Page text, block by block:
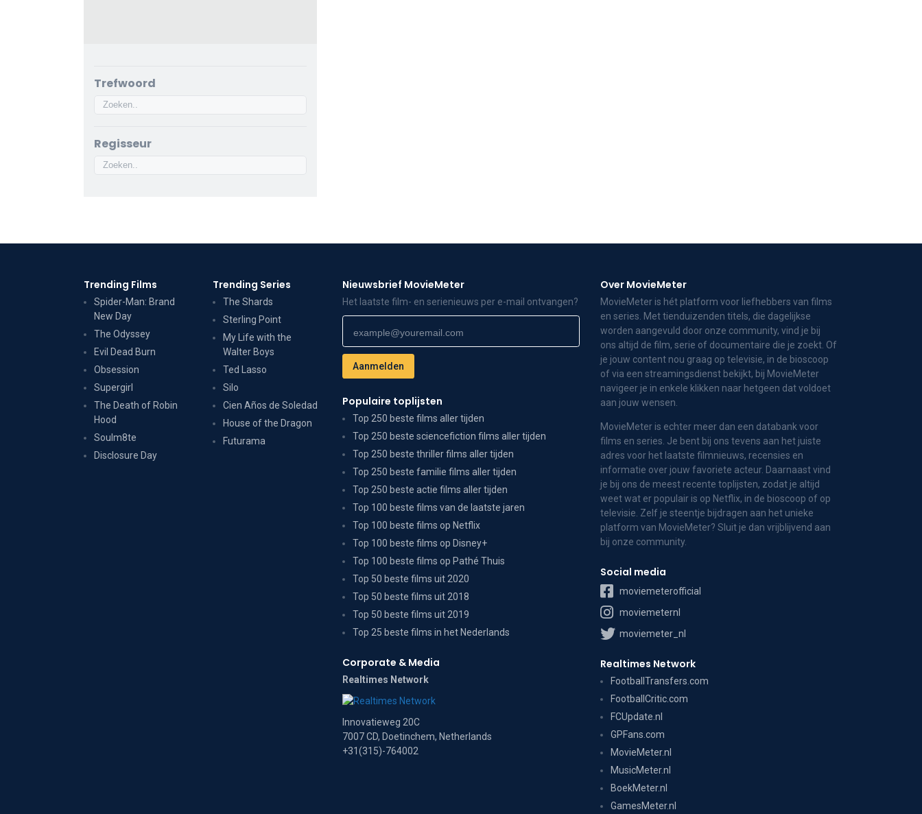
Trefwoord
Regisseur
Trending Films
Spider-Man: Brand
New Day
The Odyssey
Evil Dead Burn
Obsession
Supergirl
The Death of Robin
Hood
Soulm8te
Disclosure Day
Trending Series
The Shards
Sterling Point
My Life with the
Walter Boys
Ted Lasso
Silo
Cien Años de Soledad
House of the Dragon
Futurama
Nieuwsbrief MovieMeter
Het laatste film- en serienieuws per e-mail ontvangen?
Populaire toplijsten
Top 250 beste films aller tijden
Top 250 beste sciencefiction films aller tijden
Top 250 beste thriller films aller tijden
Top 250 beste familie films aller tijden
Top 250 beste actie films aller tijden
Top 100 beste films van de laatste jaren
Top 100 beste films op Netflix
Top 100 beste films op Disney+
Top 100 beste films op Pathé Thuis
Top 50 beste films uit 2020
Top 50 beste films uit 2018
Top 50 beste films uit 2019
Top 25 beste films in het Nederlands
Corporate & Media
Realtimes Network
Innovatieweg 20C
7007 CD, Doetinchem, Netherlands
+31(315)-764002
Over MovieMeter
MovieMeter is hét platform voor liefhebbers van films
en series. Met tienduizenden titels, die dagelijkse
worden aangevuld door onze community, vind je bij
ons altijd de film, serie of documentaire die je zoekt. Of
je jouw content nou graag op televisie, in de bioscoop
of via een streamingsdienst bekijkt, bij MovieMeter
navigeer je in enkele klikken naar hetgeen dat voldoet
aan jouw wensen.
MovieMeter is echter meer dan een databank voor
films en series. Je bent bij ons tevens aan het juiste
adres voor het laatste filmnieuws, recensies en
informatie over jouw favoriete acteur. Daarnaast vind
je bij ons de meest recente toplijsten, zodat je altijd
weet wat er populair is op Netflix, in de bioscoop of op
televisie. Zelf je steentje bijdragen aan het unieke
platform van MovieMeter? Sluit je dan vrijblijvend aan
bij onze community.
Social media
moviemeterofficial
moviemeternl
moviemeter_nl
Realtimes Network
FootballTransfers.com
FootballCritic.com
FCUpdate.nl
GPFans.com
MovieMeter.nl
MusicMeter.nl
BoekMeter.nl
GamesMeter.nl